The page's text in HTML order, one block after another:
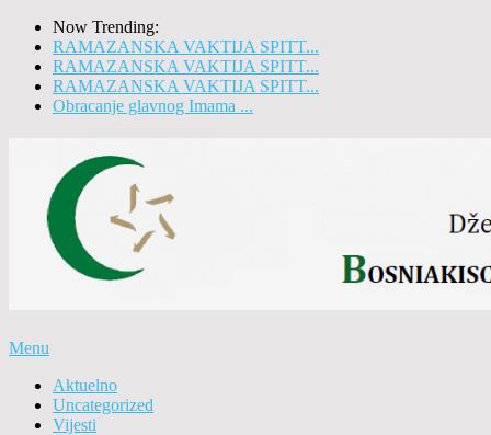
Now Trending:
RAMAZANSKA VAKTIJA SPITT...
RAMAZANSKA VAKTIJA SPITT...
RAMAZANSKA VAKTIJA SPITT...
Obracanje glavnog Imama ...
Menu
Aktuelno
Uncategorized
Vijesti